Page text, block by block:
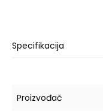
Specifikacija
Proizvođač